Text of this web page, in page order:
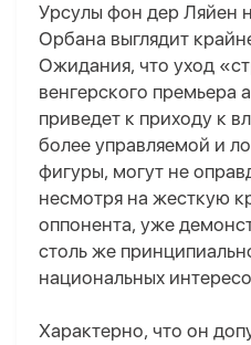
Урсулы фон дер Ляйен
Орбана выглядит
Ожидания, что уход
венгерского премьера
приведет к приходу к
более управляемой и
фигуры, могут не
несмотря на жесткую
оппонента, уже
столь же
национальных
Характерно, что он